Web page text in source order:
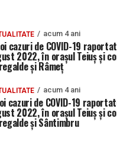
acum 4 ani
cazuri de COVID-19
2022, în orașul Teiuș și
și Râmeț
acum 4 ani
cazuri de COVID-19
2022, în orașul Teiuș și
și Sântimbru